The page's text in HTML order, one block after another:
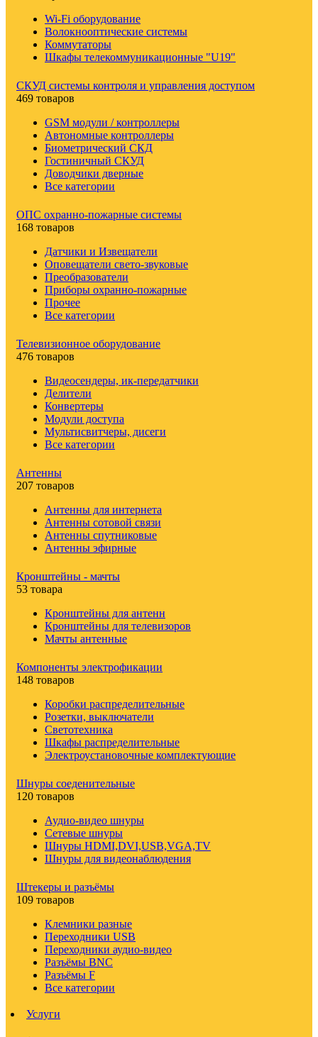
Wi-Fi оборудование
Волокнооптические системы
Коммутаторы
Шкафы телекоммуникационные "U19"
СКУД системы контроля и управления доступом
469 товаров
GSM модули / контроллеры
Автономные контроллеры
Биометрический СКД
Гостиничный СКУД
Доводчики дверные
Все категории
ОПС охранно-пожарные системы
168 товаров
Датчики и Извещатели
Оповещатели свето-звуковые
Преобразователи
Приборы охранно-пожарные
Прочее
Все категории
Телевизионное оборудование
476 товаров
Видеосендеры, ик-передатчики
Делители
Конвертеры
Модули доступа
Мультисвитчеры, дисеги
Все категории
Антенны
207 товаров
Антенны для интернета
Антенны сотовой связи
Антенны спутниковые
Антенны эфирные
Кронштейны - мачты
53 товара
Кронштейны для антенн
Кронштейны для телевизоров
Мачты антенные
Компоненты электрофикации
148 товаров
Коробки распределительные
Розетки, выключатели
Светотехника
Шкафы распределительные
Электроустановочные комплектующие
Шнуры соеденительные
120 товаров
Аудио-видео шнуры
Сетевые шнуры
Шнуры HDMI,DVI,USB,VGA,TV
Шнуры для видеонаблюдения
Штекеры и разъёмы
109 товаров
Клемники разные
Переходники USB
Переходники аудио-видео
Разъёмы BNC
Разъёмы F
Все категории
Услуги